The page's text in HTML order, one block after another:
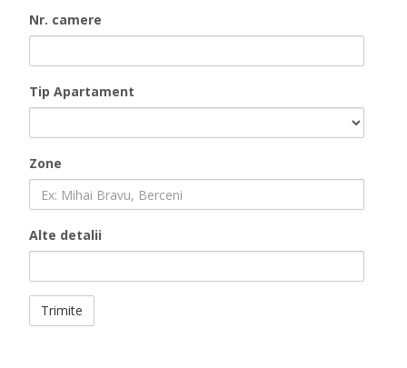
Nr. camere
Tip Apartament
Zone
Alte detalii